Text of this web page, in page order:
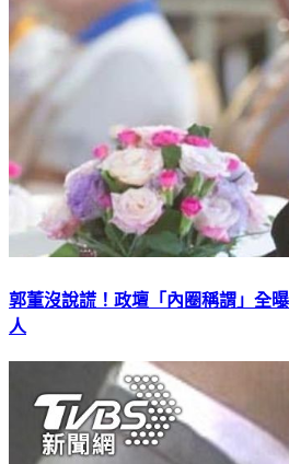
郭董沒說謊！政壇「內圈稱謂」全
人